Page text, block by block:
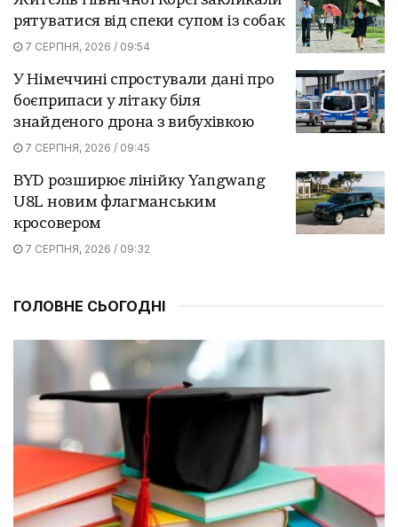
рятуватися від спеки супом із собак
7 СЕРПНЯ, 2026 / 09:54
У Німеччині спростували дані про
боєприпаси у літаку біля
знайденого дрона з вибухівкою
7 СЕРПНЯ, 2026 / 09:45
BYD розширює лінійку Yangwang
U8L новим флагманським
кросовером
7 СЕРПНЯ, 2026 / 09:32
ГОЛОВНЕ СЬОГОДНІ